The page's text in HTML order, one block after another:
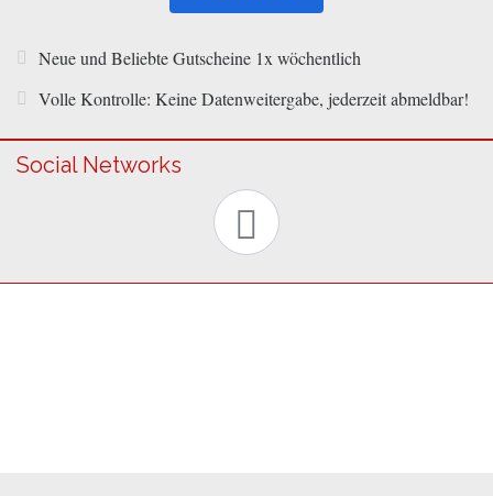
Neue und Beliebte Gutscheine 1x wöchentlich
Volle Kontrolle: Keine Datenweitergabe, jederzeit abmeldbar!
Social Networks